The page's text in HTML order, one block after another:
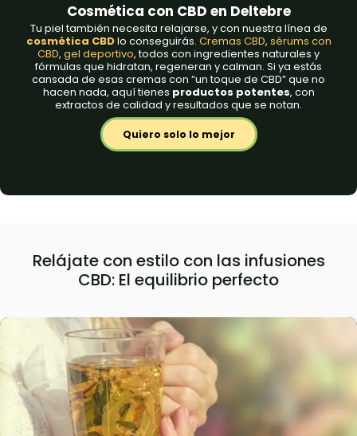
Cosmética con CBD en Deltebre
Tu piel también necesita relajarse, y con nuestra línea de
cosmética CBDlo conseguirás. Cremas CBD, sérums con
CBD, gel deportivo, todos con ingredientes naturales y
fórmulas que hidratan, regeneran y calman. Si ya estás
cansada de esas cremas con “un toque de CBD” que no
hacen nada, aquí tienes productos potentes, con
extractos de calidad y resultados que se notan.
Quiero solo lo mejor
Relájate con estilo con las infusiones
CBD: El equilibrio perfecto